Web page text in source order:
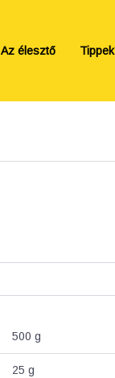
Az élesztő Tippek
500 g
25 g